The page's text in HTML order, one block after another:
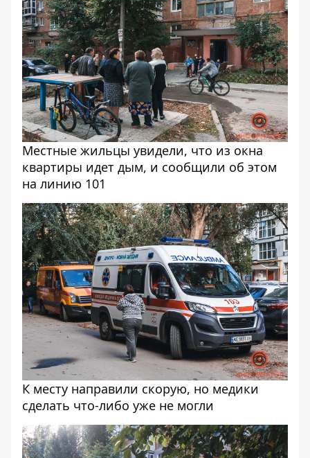
Местные жильцы увидели, что из окна
квартиры идет дым, и сообщили об этом
на линию 101
К месту направили скорую, но медики
сделать что-либо уже не могли